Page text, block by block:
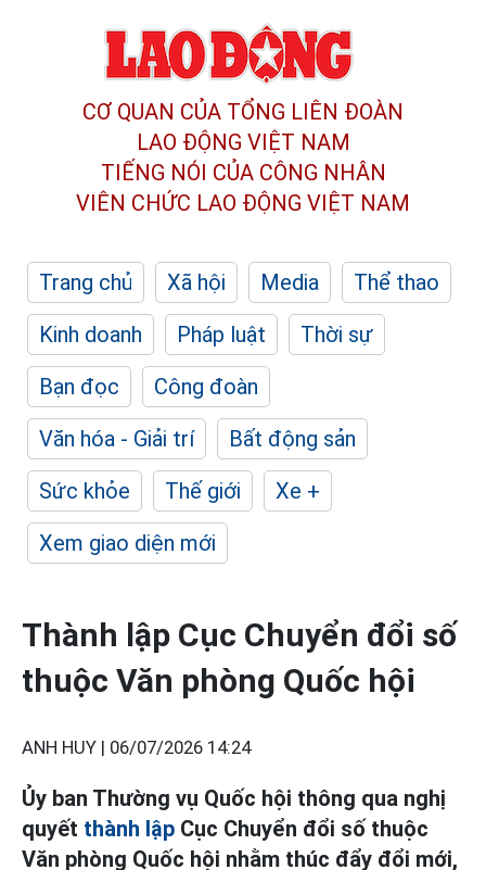
CƠ QUAN CỦA TỔNG LIÊN ĐOÀN
LAO ĐỘNG VIỆT NAM
TIẾNG NÓI CỦA CÔNG NHÂN
VIÊN CHỨC LAO ĐỘNG VIỆT NAM
Trang chủ Xã hội Media
Thể thao
Kinh doanh
Pháp luật
Thời sự
Bạn đọc
Công đoàn
Văn hóa - Giải trí
Bất động sản
Sức khỏe
Thế giới
Xe +
Xem giao diện mới
Thành lập Cục Chuyển đổi số
thuộc Văn phòng Quốc hội
ANH HUY | 06/07/2026 14:24
Ủy ban Thường vụ Quốc hội thông qua nghị
quyết thành lập Cục Chuyển đổi số thuộc
Văn phòng Quốc hội nhằm thúc đẩy đổi mới,